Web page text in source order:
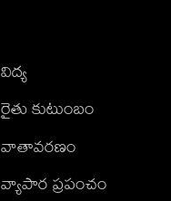
విద్య
రైతు కుటుంబం
వాతావరణం
వ్యాపార ప్రపంచం